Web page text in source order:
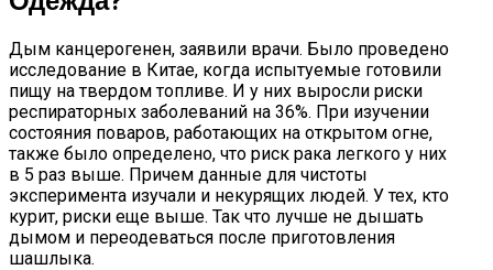
Дым канцерогенен, заявили врачи. Было проведено
исследование в Китае, когда испытуемые готовили
пищу на твердом топливе. И у них выросли риски
респираторных заболеваний на 36%. При изучении
состояния поваров, работающих на открытом огне,
также было определено, что риск рака легкого у них
в 5 раз выше. Причем данные для чистоты
эксперимента изучали и некурящих людей. У тех, кто
курит, риски еще выше. Так что лучше не дышать
дымом и переодеваться после приготовления
шашлыка.